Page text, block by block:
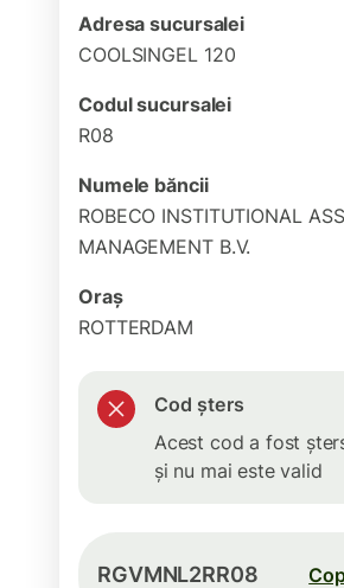
Adresa sucursalei
COOLSINGEL 120
Codul sucursalei
R08
Numele băncii
ROBECO INSTITUTIONAL
MANAGEMENT B.V.
Oraș
ROTTERDAM
Cod șters
Acest cod a fost
și nu mai este valid
RGVMNL2RR08